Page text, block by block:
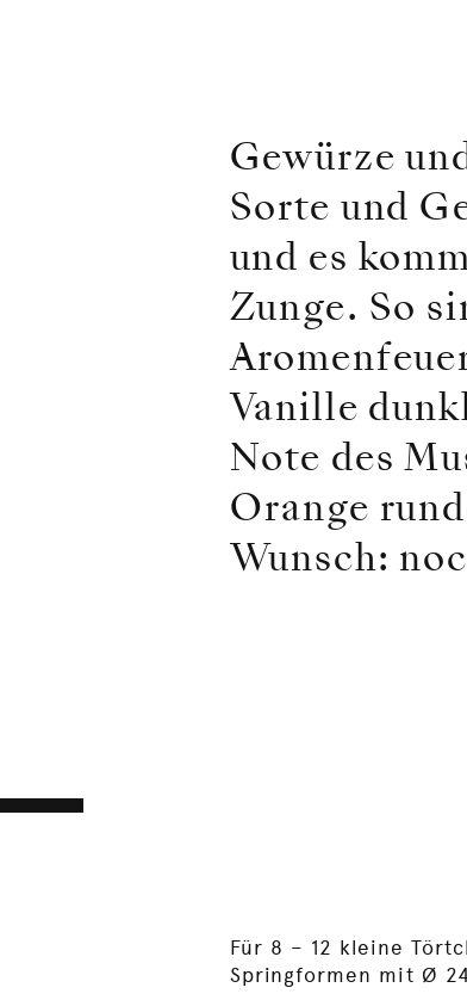
Gewürze
Sorte und
und es
Zunge. So
Vanille
Note des
Orange
Wunsch:
Für 8 – 12 kleine
Springformen mit Ø